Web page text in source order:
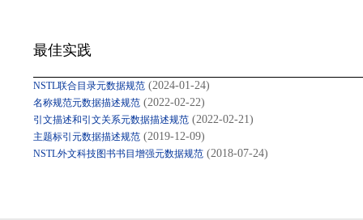
最佳实践
NSTL联合目录元数据规范 (2024-01-24)
名称规范元数据描述规范 (2022-02-22)
引文描述和引文关系元数据描述规范 (2022-02-21)
主题标引元数据描述规范 (2019-12-09)
NSTL外文科技图书书目增强元数据规范 (2018-07-24)